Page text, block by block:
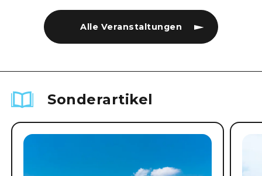
Alle Veranstaltungen
Sonderartikel